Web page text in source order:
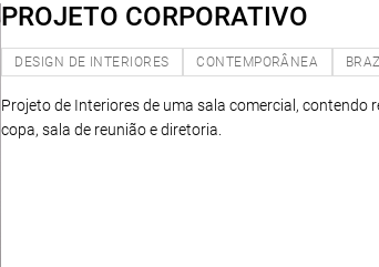
PROJETO CORPORATIVO
DESIGN DE INTERIORES CONTEMPORÂNEA
Projeto de Interiores de uma sala comercial, contendo
copa, sala de reunião e diretoria.